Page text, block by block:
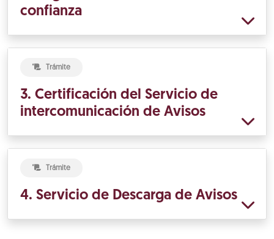
confianza
Trámite
3. Certificación del Servicio de
intercomunicación de Avisos
Trámite
4. Servicio de Descarga de Avisos